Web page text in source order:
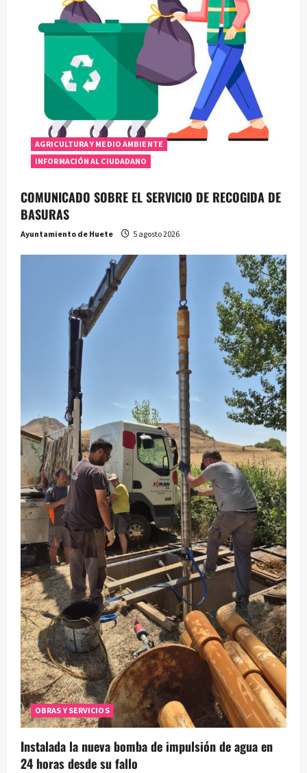
AGRICULTURA Y MEDIO AMBIENTE
INFORMACIÓN AL CIUDADANO
COMUNICADO SOBRE EL SERVICIO DE RECOGIDA DE
BASURAS
Ayuntamiento de Huete 5 agosto 2026
OBRAS Y SERVICIOS
Instalada la nueva bomba de impulsión de agua en
24 horas desde su fallo